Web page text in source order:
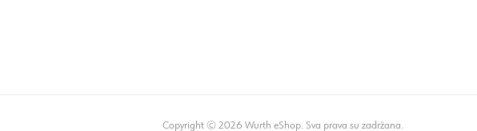
Copyright © 2026 Wurth eShop. Sva prava su zadržana.